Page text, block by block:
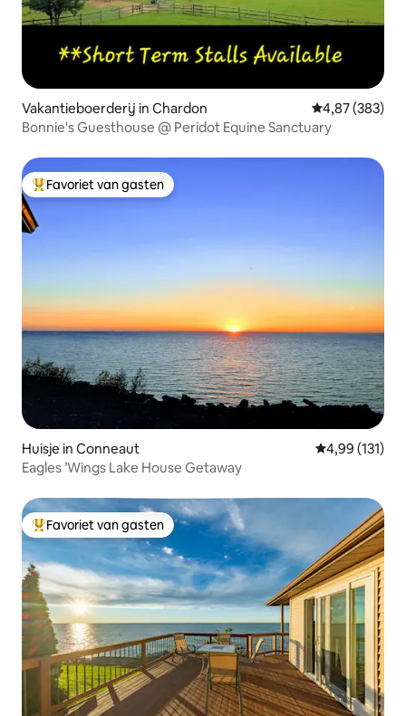
Vakantieboerderij in Chardon Gemiddelde
4,87 (383)
Bonnie's Guesthouse @ Peridot Equine Sanctuary
Topfavoriet van gasten
Favoriet van gasten
Huisje in Conneaut Gemiddelde
4,99 (131)
Eagles ’Wings Lake House Getaway
Topfavoriet van gasten
Favoriet van gasten